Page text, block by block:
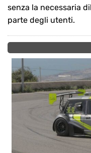
senza la necessaria
parte degli utenti.